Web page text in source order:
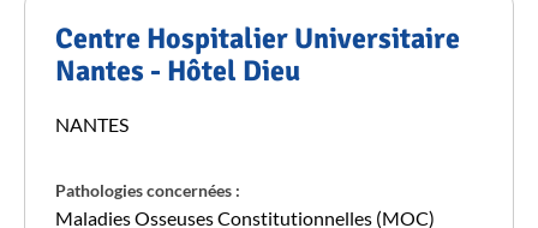
Centre Hospitalier Universitaire
Nantes - Hôtel Dieu
NANTES
Pathologies concernées :
Maladies Osseuses Constitutionnelles (MOC)